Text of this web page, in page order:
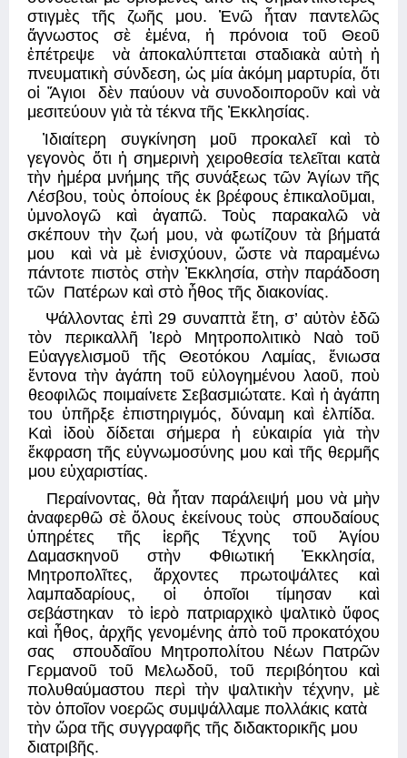
στιγμὲς τῆς ζωῆς μου. Ἐνῶ ἦταν παντελῶς
ἄγνωστος σὲ ἐμένα, ἡ πρόνοια τοῦ Θεοῦ
ἐπέτρεψε  νὰ ἀποκαλύπτεται σταδιακὰ αὐτὴ ἡ
πνευματικὴ σύνδεση, ὡς μία ἀκόμη μαρτυρία, ὅτι
οἱ Ἅγιοι  δὲν παύουν νὰ συνοδοιποροῦν καὶ νὰ
μεσιτεύουν γιὰ τὰ τέκνα τῆς Ἐκκλησίας.
Ἰδιαίτερη συγκίνηση μοῦ προκαλεῖ καὶ τὸ
γεγονὸς ὅτι ἡ σημερινὴ χειροθεσία τελεῖται κατὰ
τὴν ἡμέρα μνήμης τῆς συνάξεως τῶν Ἁγίων τῆς
Λέσβου, τοὺς ὁποίους ἐκ βρέφους ἐπικαλοῦμαι,
ὑμνολογῶ καὶ ἀγαπῶ. Τοὺς παρακαλῶ νὰ
σκέπουν τὴν ζωή μου, νὰ φωτίζουν τὰ βήματά
μου  καὶ νὰ μὲ ἐνισχύουν, ὥστε νὰ παραμένω
πάντοτε πιστὸς στὴν Ἐκκλησία, στὴν παράδοση
τῶν  Πατέρων καὶ στὸ ἦθος τῆς διακονίας.
Ψάλλοντας ἐπὶ 29 συναπτὰ ἔτη, σ’ αὐτὸν ἐδῶ
τὸν περικαλλῆ Ἱερὸ Μητροπολιτικὸ Ναὸ τοῦ
Εὐαγγελισμοῦ τῆς Θεοτόκου Λαμίας, ἔνιωσα
ἔντονα τὴν ἀγάπη τοῦ εὐλογημένου λαοῦ, ποὺ
θεοφιλῶς ποιμαίνετε Σεβασμιώτατε. Καὶ ἡ ἀγάπη
του ὑπῆρξε ἐπιστηριγμός, δύναμη καὶ ἐλπίδα.
Καὶ ἰδοὺ δίδεται σήμερα ἡ εὐκαιρία γιὰ τὴν
ἔκφραση τῆς εὐγνωμοσύνης μου καὶ τῆς θερμῆς
μου εὐχαριστίας.
Περαίνοντας, θὰ ἦταν παράλειψή μου νὰ μὴν
ἀναφερθῶ σὲ ὅλους ἐκείνους τοὺς  σπουδαίους
ὑπηρέτες τῆς ἱερῆς Τέχνης τοῦ Ἁγίου
Δαμασκηνοῦ στὴν Φθιωτική Ἐκκλησία,
Μητροπολῖτες, ἄρχοντες πρωτοψάλτες καὶ
λαμπαδαρίους, οἱ ὁποῖοι τίμησαν καὶ
σεβάστηκαν  τὸ ἱερὸ πατριαρχικὸ ψαλτικὸ ὕφος
καὶ ἦθος, ἀρχῆς γενομένης ἀπὸ τοῦ προκατόχου
σας  σπουδαῖου Μητροπολίτου Νέων Πατρῶν
Γερμανοῦ τοῦ Μελωδοῦ, τοῦ περιβόητου καὶ
πολυθαύμαστου περὶ τὴν ψαλτικὴν τέχνην, μὲ
τὸν ὁποῖον νοερῶς συμψάλλαμε πολλάκις κατὰ
τὴν ὥρα τῆς συγγραφῆς τῆς διδακτορικῆς μου
διατριβῆς.